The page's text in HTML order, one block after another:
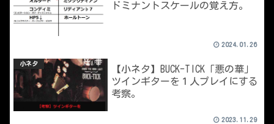
ドミナントスケールの覚え方。
2024.01.26
小ネタ
【小ネタ】BUCK-TICK「悪の華」
ツインギターを１人プレイにする
考察。
2023.11.29